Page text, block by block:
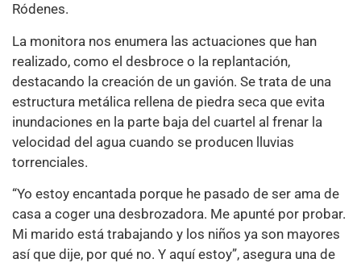
Ródenes.
La monitora nos enumera las actuaciones que han
realizado, como el desbroce o la replantación,
destacando la creación de un gavión. Se trata de una
estructura metálica rellena de piedra seca que evita
inundaciones en la parte baja del cuartel al frenar la
velocidad del agua cuando se producen lluvias
torrenciales.
“Yo estoy encantada porque he pasado de ser ama de
casa a coger una desbrozadora. Me apunté por probar.
Mi marido está trabajando y los niños ya son mayores
así que dije, por qué no. Y aquí estoy”, asegura una de